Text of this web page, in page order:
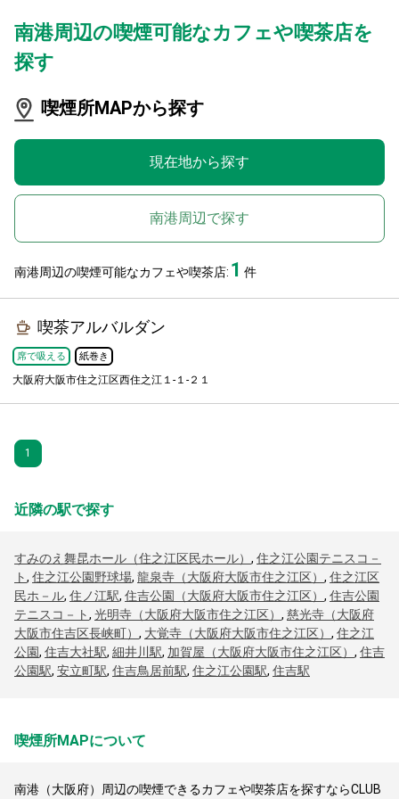
南港周辺の喫煙可能なカフェや喫茶店を
探す
喫煙所MAPから探す
現在地から探す
南港周辺で探す
南港周辺の喫煙可能なカフェや喫茶店: 1 件
喫茶アルバルダン
席で吸える 紙巻き
大阪府大阪市住之江区西住之江１-１-２１
1
近隣の駅で探す
すみのえ舞昆ホール（住之江区民ホール） , 住之江公園テニスコ－
ト, 住之江公園野球場, 龍泉寺（大阪府大阪市住之江区） , 住之江区
民ホ－ル, 住ノ江駅, 住吉公園（大阪府大阪市住之江区） , 住吉公園
テニスコ－ト, 光明寺（大阪府大阪市住之江区） , 慈光寺（大阪府
大阪市住吉区長峡町） , 大覚寺（大阪府大阪市住之江区） , 住之江
公園, 住吉大社駅, 細井川駅, 加賀屋（大阪府大阪市住之江区） , 住吉
公園駅, 安立町駅, 住吉鳥居前駅, 住之江公園駅, 住吉駅
喫煙所MAPについて
南港（大阪府）周辺の喫煙できるカフェや喫茶店を探すならCLUB